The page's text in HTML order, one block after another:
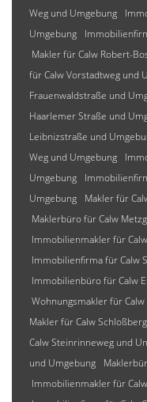
Weg und Umgebung
Umgebung
Makler für Calw Robert-
für Calw Vorstadtweg und
Frauenwaldstraße und
Haarlemer Straße und
Leibnizstraße und
Weg und Umgebung
Umgebung
Umgebung
Makler für
Maklerbüro für Calw
Immobilienmakler für
Immobilienfirma für Calw
Immobilienbüro für Calw
Wohnungsmakler für
Makler für Calw
Calw Steinrinneweg und
und Umgebung
Immobilienmakler für